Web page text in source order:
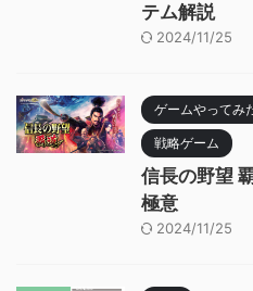
テム解説
2024/11/25
ゲームやってみ
戦略ゲーム
信長の野望
極意
2024/11/25